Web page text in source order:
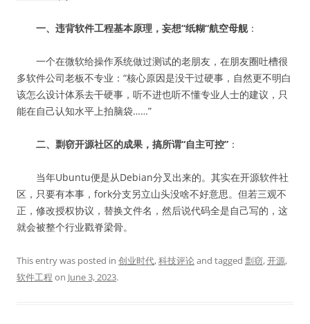
一、违背软件工程基本原理，妄想“纸糊“航空母舰：
一个在微软给操作系统做过测试的老朋友，在朋友圈吐槽很
多软件公司老板不专业：“核心原因是没干过硬事，自然更不明白
该怎么设计体系去干硬事，听不进也听不懂专业人士的建议，只
能在自己认知水平上拍脑袋……”
二、剽窃开源社区的成果，搞所谓“自主可控” ：
当年Ubuntu便是从Debian分叉出来的。其实在开源软件社
区，只要有本事，fork分支另立山头没啥不好意思。但若三观不
正，修改授权协议，替换文件名，然后说代码全是自己写的，这
就会被整个行业戳脊梁骨。
This entry was posted in 创业时代,科技评论and tagged 剽窃,开源,
软件工程 on June 3, 2023.